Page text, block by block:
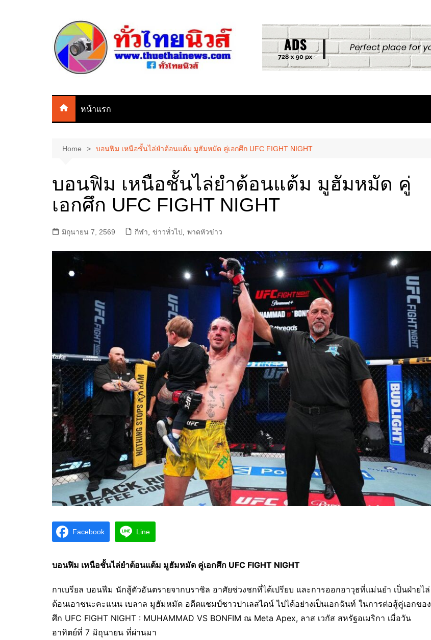
หน้าแรก
Home บอนฟิม เหนือชั้นไล่ยำต้อนแต้ม มูฮัมหมัด คู่เอกศึก UFC FIGHT NIGHT
บอนฟิม เหนือชั้นไล่ยำต้อนแต้ม มูฮัมหมัด คู่
เอกศึก UFC FIGHT NIGHT
มิถุนายน 7, 2569 กีฬา ข่าวทั่วไป พาดหัวข่าว
Facebook Line
บอนฟิม เหนือชั้นไล่ยำต้อนแต้ม มูฮัมหมัด คู่เอกศึก UFC FIGHT NIGHT
กาเบรียล บอนฟีม นักสู้ตัวอันตรายจากบราซิล อาศัยช่วงชกที่ได้เปรียบ และการออกอาวุธที่แม่นยำ เป็นฝ่ายไล่
ต้อนเอาชนะคะแนน เบลาล มูฮัมหมัด อดีตแชมป์ชาวปาเลสไตน์ ไปได้อย่างเป็นเอกฉันท์ ในการต่อสู้คู่เอกของ
ศึก UFC FIGHT NIGHT : MUHAMMAD VS BONFIM ณ Meta Apex, ลาส เวกัส สหรัฐอเมริกา เมื่อวัน
อาทิตย์ที่ 7 มิถุนายน ที่ผ่านมา